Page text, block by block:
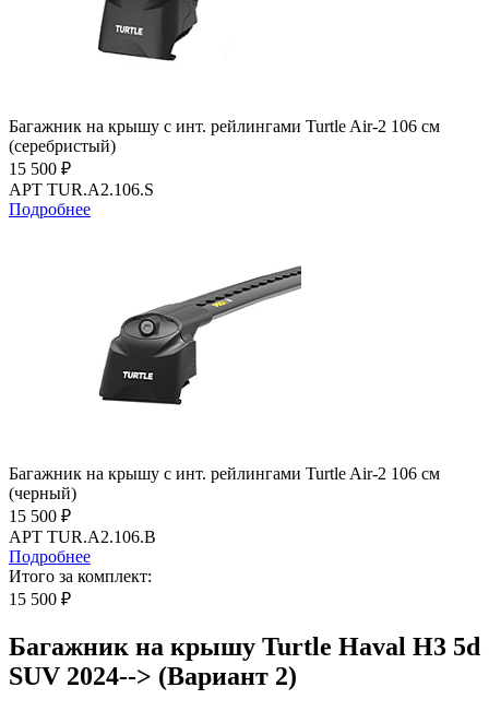
Багажник на крышу с инт. рейлингами Turtle Air-2 106 см
(серебристый)
15 500 ₽
АРТ TUR.A2.106.S
Подробнее
Багажник на крышу с инт. рейлингами Turtle Air-2 106 см
(черный)
15 500 ₽
АРТ TUR.A2.106.B
Подробнее
Итого за комплект:
15 500 ₽
Багажник на крышу Turtle Haval H3 5d
SUV 2024--> (Вариант 2)